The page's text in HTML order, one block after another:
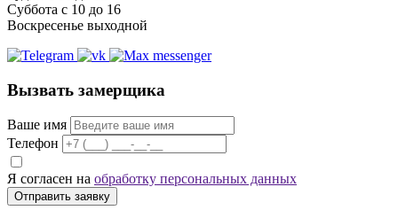
Суббота с 10 до 16
Воскресенье выходной
Вызвать замерщика
Ваше имя
Телефон
Я согласен на обработку персональных данных
Отправить заявку